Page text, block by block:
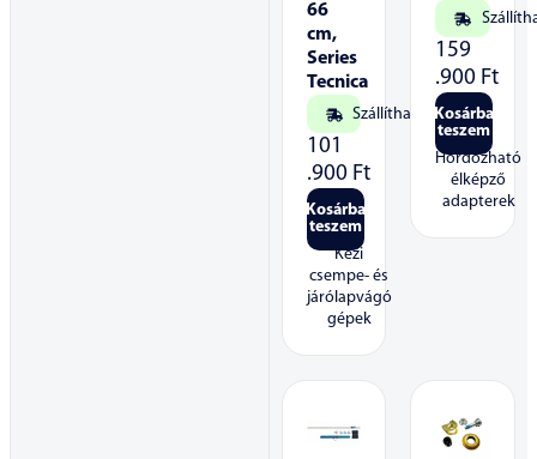
66
cm,
Series
Tecnica
Szállítható
101
.900 Ft
Kosárba
teszem
Kézi
csempe- és
járólapvágó
gépek
159
.900 Ft
Kosárba
teszem
Hordozható
élképző
adapterek